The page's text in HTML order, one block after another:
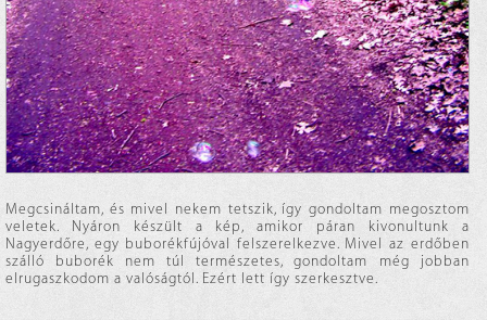
Megcsináltam, és mivel nekem tetszik, így gondoltam megosztom
veletek. Nyáron készült a kép, amikor páran kivonultunk a
Nagyerdőre, egy buborékfújóval felszerelkezve. Mivel az erdőben
szálló buborék nem túl természetes, gondoltam még jobban
elrugaszkodom a valóságtól. Ezért lett így szerkesztve.